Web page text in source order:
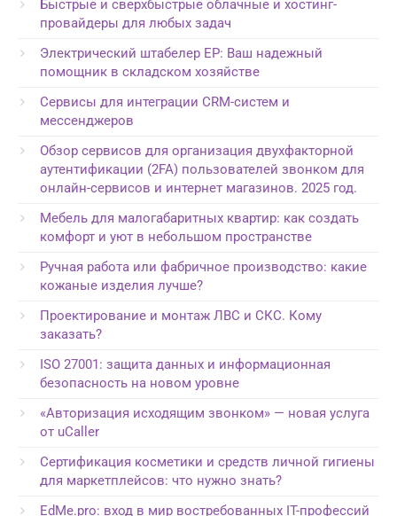
Быстрые и сверхбыстрые облачные и хостинг-
провайдеры для любых задач
Электрический штабелер EP: Ваш надежный
помощник в складском хозяйстве
Сервисы для интеграции CRM-систем и
мессенджеров
Обзор сервисов для организация двухфакторной
аутентификации (2FA) пользователей звонком для
онлайн-сервисов и интернет магазинов. 2025 год.
Мебель для малогабаритных квартир: как создать
комфорт и уют в небольшом пространстве
Ручная работа или фабричное производство: какие
кожаные изделия лучше?
Проектирование и монтаж ЛВС и СКС. Кому
заказать?
ISO 27001: защита данных и информационная
безопасность на новом уровне
«Авторизация исходящим звонком» — новая услуга
от uCaller
Сертификация косметики и средств личной гигиены
для маркетплейсов: что нужно знать?
EdMe.pro: вход в мир востребованных IT-профессий